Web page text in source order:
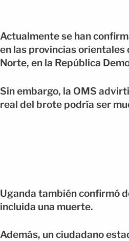
Actualmente se han
en las provincias orientales
Norte, en la República
Sin embargo, la OMS
real del brote podría ser
Uganda también confirmó
incluida una muerte.
Además, un ciudadano